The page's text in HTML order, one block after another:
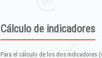
Cálculo de indicadores
Para el cálculo de los dos indicadores